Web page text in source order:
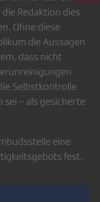
Redaktion dies
Ohne diese
die Aussagen
dass nicht
Selbstkontrolle
– als gesicherte
eine
fest.